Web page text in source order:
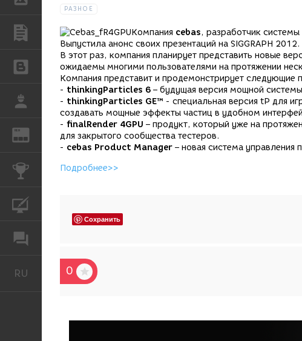
ПУБЛИКАЦИИ
БЛОГИ
РАБОТА
REN ЖУРНАЛ
КОНКУРСЫ
RU Русский
РАЗНОЕ
Компания cebas, разработчик
Выпустила анонс своих презентаций на SIGGRAPH 2012.
В этот раз, компания планирует представить новые
ожидаемы многими пользователями на протяжении
Компания представит и продемонстрирует следующие
- thinkingParticles 6 – будущая версия мощной
- thinkingParticles GE™ - специальная версия tP для
создавать мощные эффекты частиц в удобном
- finalRender 4GPU – продукт, который уже на
для закрытого сообщества тестеров.
- cebas Product Manager – новая система управления
Подробнее>>
Сохранить
0